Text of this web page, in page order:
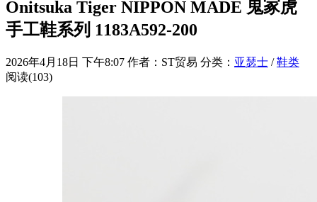
Onitsuka Tiger NIPPON MADE 鬼冢虎
手工鞋系列 1183A592-200
2026年4月18日 下午8:07 作者：ST贸易 分类： 亚瑟士 /鞋类
阅读(103)